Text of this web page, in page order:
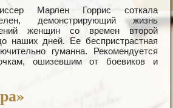
Марлен Горрис соткала
демонстрирующий жизнь
женщин со времен второй
наших дней. Ее беспристрастная
гуманна. Рекомендуется
ошизевшим от боевиков и